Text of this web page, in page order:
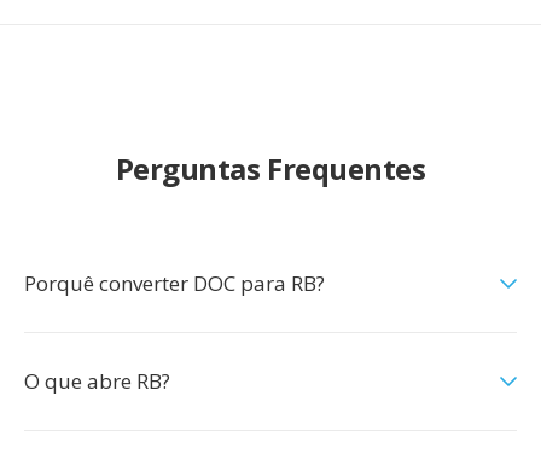
Perguntas Frequentes
Porquê converter DOC para RB?
O que abre RB?